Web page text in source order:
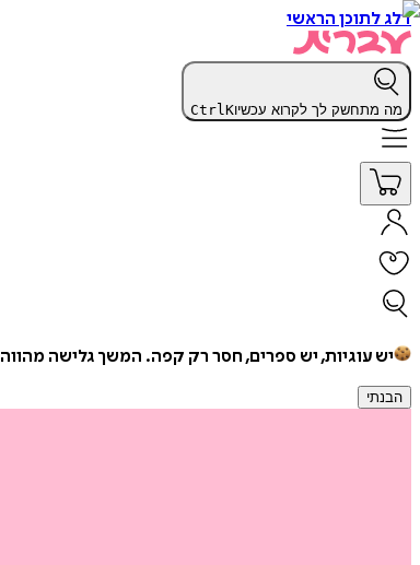
דלג לתוכן הראשי
מה מתחשק לך לקרוא עכשיו CtrlK
יש עוגיות, יש ספרים, חסר רק קפה. המשך גלישה מהווה
הבנתי